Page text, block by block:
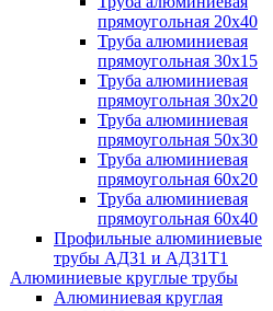
прямоугольная 20х40
Труба алюминиевая
прямоугольная 30x15
Труба алюминиевая
прямоугольная 30х20
Труба алюминиевая
прямоугольная 50х30
Труба алюминиевая
прямоугольная 60x20
Труба алюминиевая
прямоугольная 60х40
Профильные алюминиевые
трубы АД31 и АД31Т1
Алюминиевые круглые трубы
Алюминиевая круглая